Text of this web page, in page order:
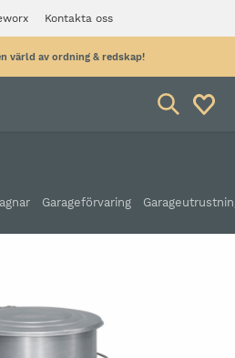
Kontakta oss
värld av ordning & redskap!
Garageförvaring